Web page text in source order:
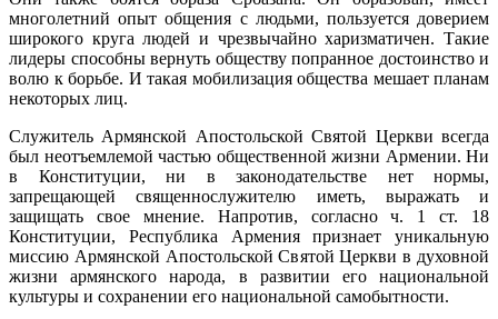
многолетний опыт общения с людьми, пользуется доверием
широкого круга людей и чрезвычайно харизматичен. Такие
лидеры способны вернуть обществу попранное достоинство и
волю к борьбе. И такая мобилизация общества мешает планам
некоторых лиц.
Служитель Армянской Апостольской Святой Церкви всегда
был неотъемлемой частью общественной жизни Армении. Ни
в Конституции, ни в законодательстве нет нормы,
запрещающей священнослужителю иметь, выражать и
защищать свое мнение. Напротив, согласно ч. 1 ст. 18
Конституции, Республика Армения признает уникальную
миссию Армянской Апостольской Святой Церкви в духовной
жизни армянского народа, в развитии его национальной
культуры и сохранении его национальной самобытности.